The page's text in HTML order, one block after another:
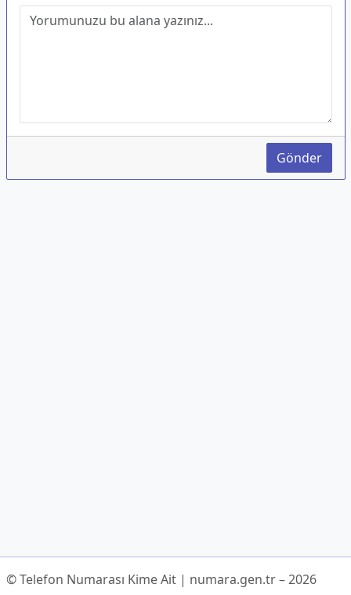
Gönder
© Telefon Numarası Kime Ait | numara.gen.tr – 2026